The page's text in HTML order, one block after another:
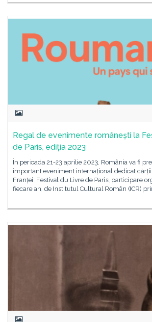
Regal de evenimente românești la
de Paris, ediția 2023
În perioada 21-23 aprilie 2023, România va fi
important eveniment internațional dedicat
Franței: Festival du Livre de Paris, participare
fiecare an, de Institutul Cultural Român (ICR)